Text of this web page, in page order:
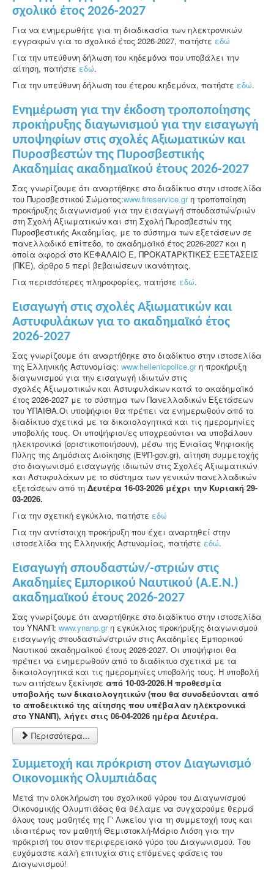
σχολικό έτος 2026-2027
Για να ενημερωθήτε για τη διαδικασία των ηλεκτρονικών
εγγραφών για το σχολικό έτος 2026-2027, πατήστε εδώ
Για την υπεύθυνη δήλωση του κηδεμόνα που υποβάλει την
αίτηση, πατήστε εδώ.
Για την υπεύθυνη δήλωση του έτερου κηδεμόνα, πατήστε εδώ.
Ενημέρωση για την έκδοση τροποποίησης
προκήρυξης διαγωνισμού για την εισαγωγή
υποψηφίων στις σχολές Αξιωματικών και
Πυροσβεστών της Πυροσβεστικής
Ακαδημίας ακαδημαϊκού έτους 2026-2027
Σας γνωρίζουμε ότι αναρτήθηκε στο διαδίκτυο στην ιστοσελίδα
του Πυροσβεστικού Σώματος:www.fireservice.grη τροποποίηση
προκήρυξης διαγωνισμού για την εισαγωγή σπουδαστών/ριών
στη Σχολή Αξιωματικών και στη Σχολή Πυροσβεστών της
Πυροσβεστικής Ακαδημίας, με το σύστημα των εξετάσεων σε
πανελλαδικό επίπεδο, το ακαδημαϊκό έτος 2026-2027 και η
οποία αφορά στο ΚΕΦΑΛΑΙΟ Ε, ΠΡΟΚΑΤΑΡΚΤΙΚΕΣ ΕΞΕΤΑΣΕΙΣ
(ΠΚΕ), άρθρο 5 περί βεβαιώσεων ικανότητας.
Για περισσότερες πληροφορίες, πατήστε εδώ.
Εισαγωγή στις σχολές Αξιωματικών και
Αστυφυλάκων για το ακαδημαϊκό έτος
2026-2027
Σας γνωρίζουμε ότι αναρτήθηκε στο διαδίκτυο στην ιστοσελίδα
της Ελληνικής Αστυνομίας: www.hellenicpolice.grη προκήρυξη
διαγωνισμού για την εισαγωγή ιδιωτών στις
σχολές Αξιωματικών και Αστυφυλάκων κατά το ακαδημαϊκό
έτος 2026-2027 με το σύστημα των Πανελλαδικών Εξετάσεων
του ΥΠΑΙΘΑ.Οι υποψήφιοι θα πρέπει να ενημερωθούν από το
διαδίκτυο σχετικά με τα δικαιολογητικά και τις ημερομηνίες
υποβολής τους. Οι υποψήφιοι/ες υποχρεούνται να υποβάλουν
ηλεκτρονικά (οριστικοποιήσουν), μέσω της Ενιαίας Ψηφιακής
Πύλης της Δημόσιας Διοίκησης (ΕΨΠ-gov.gr), αίτηση συμμετοχής
στο διαγωνισμό εισαγωγής ιδιωτών στις Σχολές Αξιωματικών
και Αστυφυλάκων με το σύστημα των γενικών πανελλαδικών
εξετάσεων από τη Δευτέρα 16-03-2026 μέχρι την Κυριακή 29-
03-2026.
Για την σχετική εγκύκλιο, πατήστε εδώ
Για την αντίστοιχη προκήρυξη που έχει αναρτηθεί στην
ιστοσελίδα της Ελληνικής Αστυνομίας, πατήστε εδώ.
Εισαγωγή σπουδαστών/-στριών στις
Ακαδημίες Εμπορικού Ναυτικού (Α.Ε.Ν.)
ακαδημαϊκού έτους 2026-2027
Σας γνωρίζουμε ότι αναρτήθηκε στο διαδίκτυο στην ιστοσελίδα
του ΥΝΑΝΠ: www.ynanp.grη εγκύκλιος προκήρυξης διαγωνισμού
εισαγωγής σπουδαστών/στριών στις Ακαδημίες Εμπορικού
Ναυτικού ακαδημαϊκού έτους 2026-2027. Οι υποψήφιοι θα
πρέπει να ενημερωθούν από το διαδίκτυο σχετικά με τα
δικαιολογητικά και τις ημερομηνίες υποβολής τους. Η υποβολή
των αιτήσεων ξεκίνησε από 10-03-2026.Η προθεσμία
υποβολής των δικαιολογητικών (που θα συνοδεύονται από
το αποδεικτικό της αίτησης που υπέβαλαν ηλεκτρονικά
στο ΥΝΑΝΠ), λήγει στις 06-04-2026 ημέρα Δευτέρα.
Περισσότερα...
Συμμετοχή και πρόκριση στον Διαγωνισμό
Οικονομικής Ολυμπιάδας
Μετά την ολοκλήρωση του σχολικού γύρου του Διαγωνισμού
Οικονομικής Ολυμπιάδας θα θέλαμε να συγχαρούμε θερμά
όλους τους μαθητές της Γ' Λυκείου για τη συμμετοχή τους και
ιδιαιτέρως τον μαθητή Θεμιστοκλή-Μάριο Λιόση για την
πρόκρισή του στον περιφερειακό γύρο του Διαγωνισμού. Του
ευχόμαστε καλή επιτυχία στις επόμενες φάσεις του
Διαγωνισμού!